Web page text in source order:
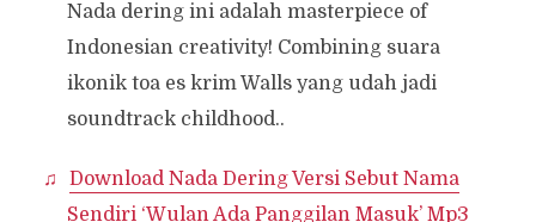
Nada dering ini adalah masterpiece of
Indonesian creativity! Combining suara
ikonik toa es krim Walls yang udah jadi
soundtrack childhood..
Download Nada Dering Versi Sebut Nama
Sendiri ‘Wulan Ada Panggilan Masuk’ Mp3